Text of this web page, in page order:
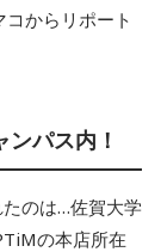
からリポート
パス内！
のは…佐賀大学
の本店所在